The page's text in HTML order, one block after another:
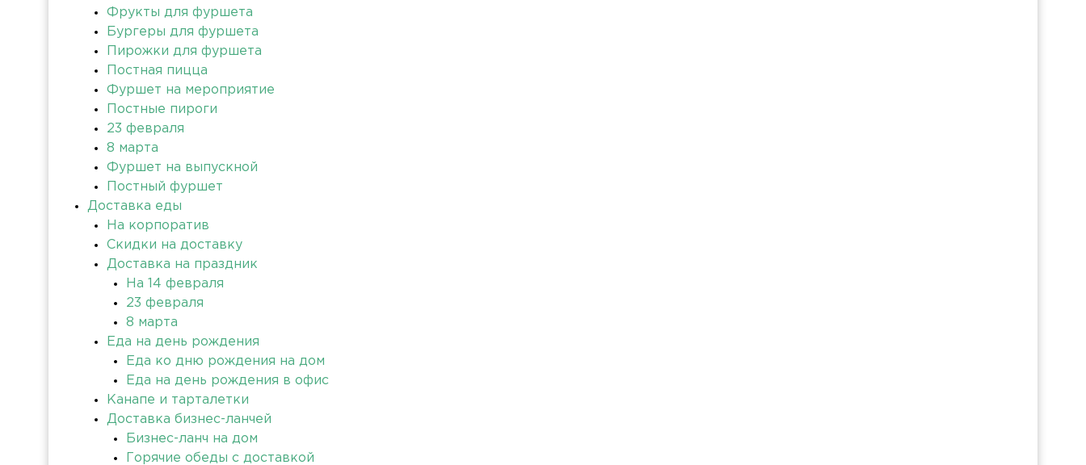
Фрукты для фуршета
Бургеры для фуршета
Пирожки для фуршета
Постная пицца
Фуршет на мероприятие
Постные пироги
23 февраля
8 марта
Фуршет на выпускной
Постный фуршет
Доставка еды
На корпоратив
Скидки на доставку
Доставка на праздник
На 14 февраля
23 февраля
8 марта
Еда на день рождения
Еда ко дню рождения на дом
Еда на день рождения в офис
Канапе и тарталетки
Доставка бизнес-ланчей
Бизнес-ланч на дом
Горячие обеды с доставкой